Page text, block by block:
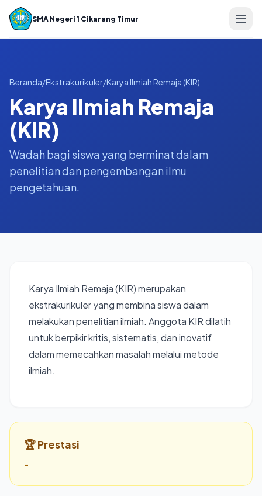
SMA Negeri 1 Cikarang Timur
👤 Profil Sekolah
📚 Akademik
👨‍🏫 Tenaga Pendidik
🏫 Fasilitas
📰 Berita
Beranda/Ekstrakurikuler/Karya Ilmiah Remaja (KIR)
Karya Ilmiah Remaja
(KIR)
Wadah bagi siswa yang berminat dalam
penelitian dan pengembangan ilmu
pengetahuan.
Karya Ilmiah Remaja (KIR) merupakan
ekstrakurikuler yang membina siswa dalam
melakukan penelitian ilmiah. Anggota KIR dilatih
untuk berpikir kritis, sistematis, dan inovatif
dalam memecahkan masalah melalui metode
ilmiah.
🏆 Prestasi
-